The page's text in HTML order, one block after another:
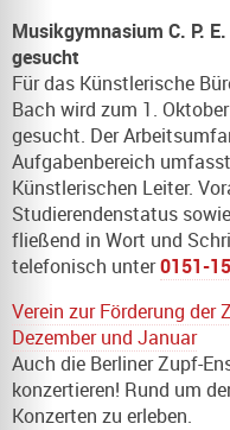
Musikgymnasium C. P.
gesucht
Für das Künstlerische
Bach wird zum 1.
gesucht. Der
Aufgabenbereich
Künstlerischen Leiter.
Studierendenstatus
fließend in Wort und
telefonisch unter0151-
Verein zur Förderung
Dezember und Januar
Auch die Berliner Zupf-
konzertieren! Rund um
Konzerten zu erleben.